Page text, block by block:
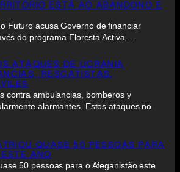
ESTÁ AO ABANDONO E
Futuro acusa Governo de financiar
do programa Floresta Activa,…
ATAQUES DE UCRANIA
RESCATISTAS,
contra ambulancias, bomberos y
alarmantes. Estos ataques no
QUASE 50 PESSOAS PARA
ANO
50 pessoas para o Afeganistão este